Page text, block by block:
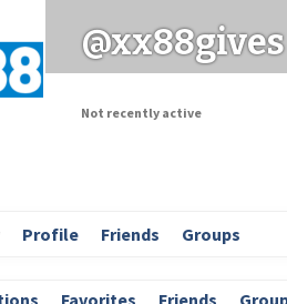
@xx88gives
Not recently active
Profile Friends Groups
Favorites Friends